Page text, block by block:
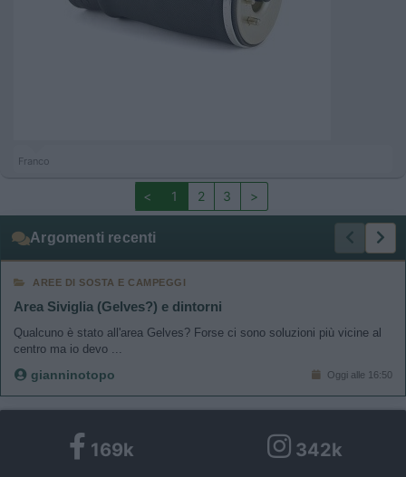
Franco
< 1 2 3 >
Argomenti recenti
AREE DI SOSTA E CAMPEGGI
Area Siviglia (Gelves?) e dintorni
Qualcuno è stato all'area Gelves? Forse ci sono soluzioni più vicine al
centro ma io devo ...
gianninotopo Oggi alle 16:50
169k 342k